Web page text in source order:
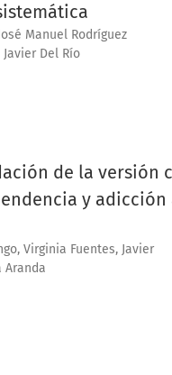
Manuel Rodríguez
Del Río
de la versión
y adicción
Virginia Fuentes, Javier
Aranda